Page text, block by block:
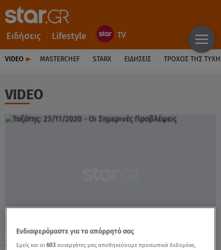
Ειδήσεις Lifestyle
VIDEO MASTERCHEF STARX ΕΙΔΉΣΕΙΣ ΤΡΟΧΌΣ ΤΗΣ
VIDEO
Ενδιαφερόμαστε για το απόρρητό σας
Εμείς και οι603 συνεργάτες μας αποθηκεύουμε προσωπικά δεδομένα,